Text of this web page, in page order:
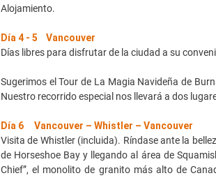
Alojamiento.
Día 4 - 5 Vancouver
Días libres para disfrutar de la ciudad a su
Sugerimos el Tour de La Magia Navideña de
Nuestro recorrido especial nos llevará a dos
Día 6 Vancouver – Whistler – Vancouver
Visita de Whistler (incluida). Ríndase ante la
de Horseshoe Bay y llegando al área de
Chief”, el monolito de granito más alto de